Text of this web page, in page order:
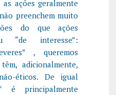
ações geralmente
preenchem muito
do que ações
“de interesse”:
, queremos
adicionalmente,
éticos. De igual
é principalmente